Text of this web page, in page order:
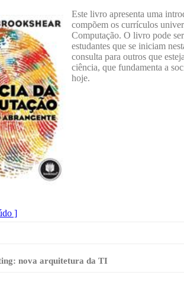
Este livro apresenta uma
compõem os currículos
Computação. O livro pode
estudantes que se iniciam
consulta para outros que
ciência, que fundamenta a
hoje.
]
nova arquitetura da TI